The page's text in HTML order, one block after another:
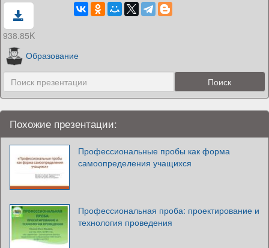
938.85K
Образование
Похожие презентации:
Профессиональные пробы как форма
самоопределения учащихся
Профессиональная проба: проектирование и
технология проведения